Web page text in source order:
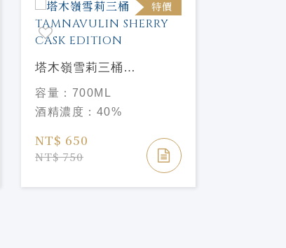
特價
塔木嶺雪莉三桶
TAMNAVULIN SHERRY
CASK EDITION
容量： 700ML
酒精濃度： 40%
NT$ 650
NT$ 750